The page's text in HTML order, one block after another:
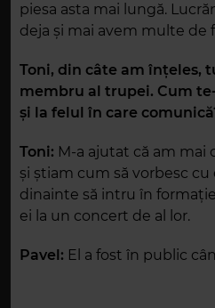
piesa asta mai lungă.
deja și mai avem multe de
Toni, din câte am înțeles,
membru al trupei. Cum
și la felul în care
Toni: M-a ajutat că am
și știam cum să vorbesc
dinainte să intru în
ei la un concert de al lor.
Pavel: El a fost în public